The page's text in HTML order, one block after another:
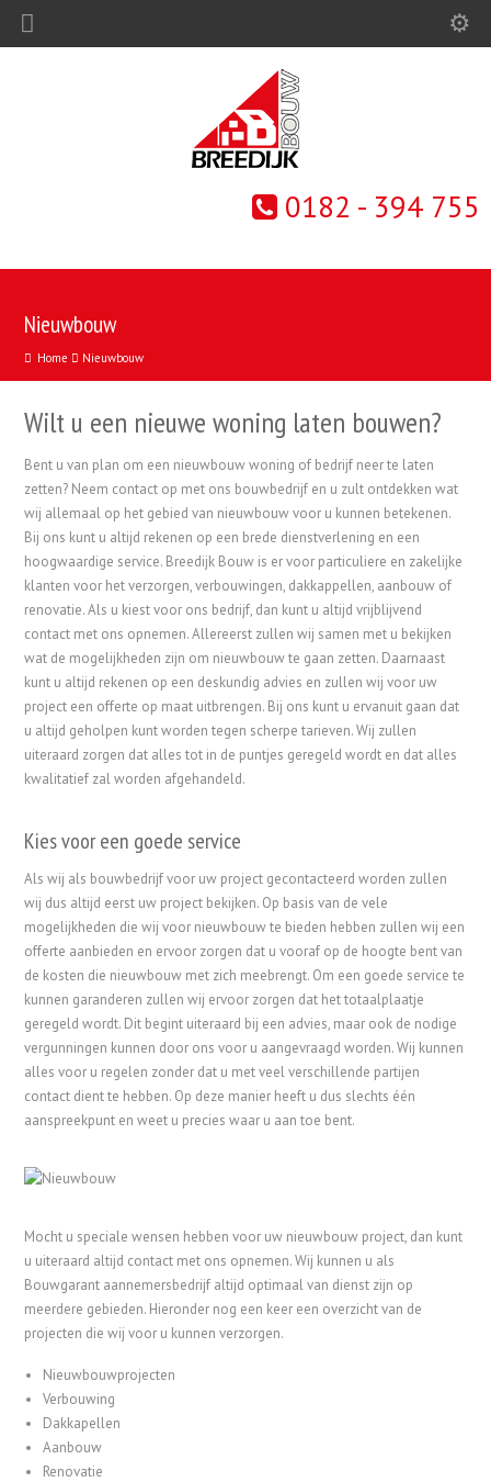
0182 - 394 755
Nieuwbouw
Home Nieuwbouw
Wilt u een nieuwe woning laten bouwen?
Bent u van plan om een nieuwbouw woning of bedrijf neer te laten
zetten? Neem contact op met ons bouwbedrijf en u zult ontdekken wat
wij allemaal op het gebied van nieuwbouw voor u kunnen betekenen.
Bij ons kunt u altijd rekenen op een brede dienstverlening en een
hoogwaardige service. Breedijk Bouw is er voor particuliere en zakelijke
klanten voor het verzorgen, verbouwingen, dakkappellen, aanbouw of
renovatie. Als u kiest voor ons bedrijf, dan kunt u altijd vrijblijvend
contact met ons opnemen. Allereerst zullen wij samen met u bekijken
wat de mogelijkheden zijn om nieuwbouw te gaan zetten. Daarnaast
kunt u altijd rekenen op een deskundig advies en zullen wij voor uw
project een offerte op maat uitbrengen. Bij ons kunt u ervanuit gaan dat
u altijd geholpen kunt worden tegen scherpe tarieven. Wij zullen
uiteraard zorgen dat alles tot in de puntjes geregeld wordt en dat alles
kwalitatief zal worden afgehandeld.
Kies voor een goede service
Als wij als bouwbedrijf voor uw project gecontacteerd worden zullen
wij dus altijd eerst uw project bekijken. Op basis van de vele
mogelijkheden die wij voor nieuwbouw te bieden hebben zullen wij een
offerte aanbieden en ervoor zorgen dat u vooraf op de hoogte bent van
de kosten die nieuwbouw met zich meebrengt. Om een goede service te
kunnen garanderen zullen wij ervoor zorgen dat het totaalplaatje
geregeld wordt. Dit begint uiteraard bij een advies, maar ook de nodige
vergunningen kunnen door ons voor u aangevraagd worden. Wij kunnen
alles voor u regelen zonder dat u met veel verschillende partijen
contact dient te hebben. Op deze manier heeft u dus slechts één
aanspreekpunt en weet u precies waar u aan toe bent.
Mocht u speciale wensen hebben voor uw nieuwbouw project, dan kunt
u uiteraard altijd contact met ons opnemen. Wij kunnen u als
Bouwgarant aannemersbedrijf altijd optimaal van dienst zijn op
meerdere gebieden. Hieronder nog een keer een overzicht van de
projecten die wij voor u kunnen verzorgen.
Nieuwbouwprojecten
Verbouwing
Dakkapellen
Aanbouw
Renovatie